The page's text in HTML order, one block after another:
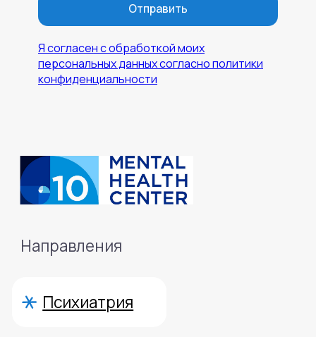
Отправить
Я согласен с обработкой моих
персональных данных согласно политики
конфиденциальности